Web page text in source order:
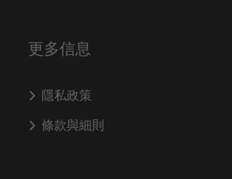
更多信息
隱私政策
條款與細則